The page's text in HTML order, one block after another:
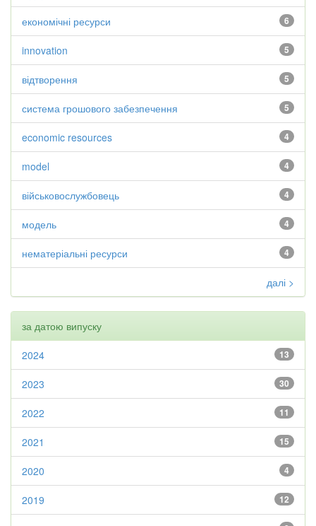
6
економічні ресурси
5
innovation
5
відтворення
5
система грошового забезпечення
4
economic resources
4
model
4
військовослужбовець
4
модель
4
нематеріальні ресурси
далі >
за датою випуску
13
2024
30
2023
11
2022
15
2021
4
2020
12
2019